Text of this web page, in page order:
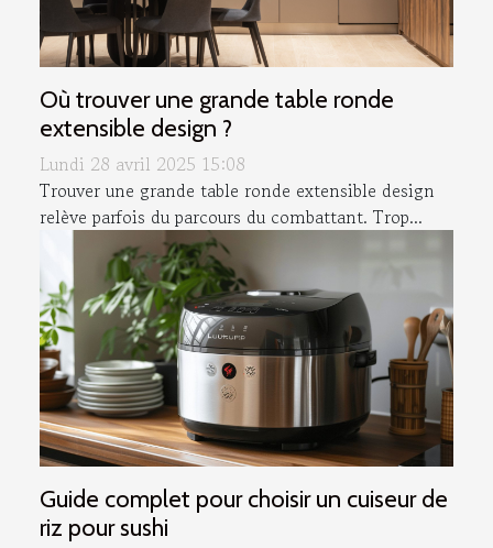
Où trouver une grande table ronde
extensible design ?
Lundi 28 avril 2025 15:08
Trouver une grande table ronde extensible design
relève parfois du parcours du combattant. Trop...
Guide complet pour choisir un cuiseur de
riz pour sushi